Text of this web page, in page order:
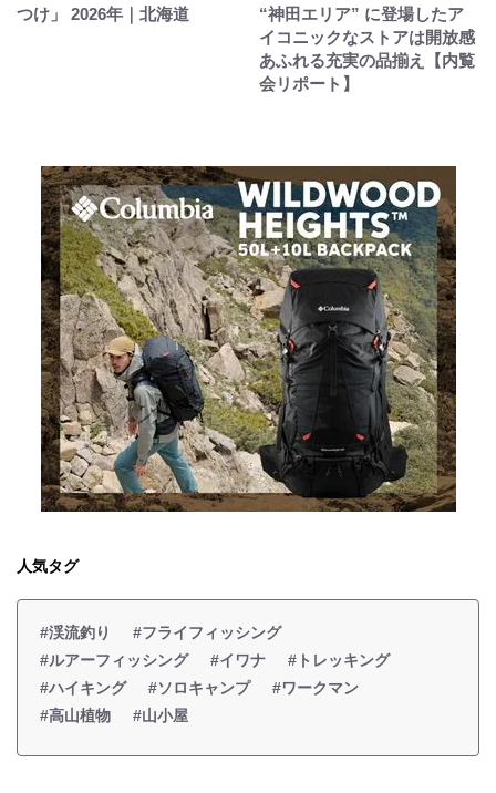
つけ」 2026年｜北海道
“神田エリア” に登場したア
イコニックなストアは開放感
あふれる充実の品揃え【内覧
会リポート】
人気タグ
#渓流釣り
#フライフィッシング
#ルアーフィッシング
#イワナ
#トレッキング
#ハイキング
#ソロキャンプ
#ワークマン
#高山植物
#山小屋